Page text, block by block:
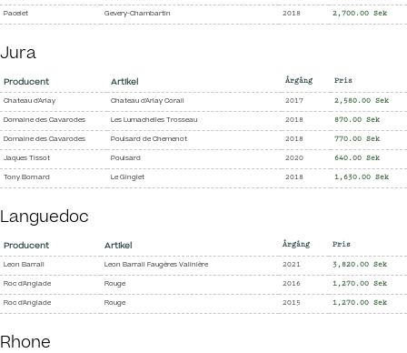
Pacelet Gevery-Chambartin 2018 2,700.00 Sek
Jura
Producent Artikel Årgång Pris
Chateau d'Arlay Chateau d'Arlay Corail 2017 2,580.00 Sek
Domaine des Cavarodes Les Lumachelles Trosseau 2018 870.00 Sek
Domaine des Cavarodes Poulsard de Chemenot 2018 770.00 Sek
Jaques Tissot Poulsard 2020 640.00 Sek
Tony Bornard Le Ginglet 2018 1,630.00 Sek
Languedoc
Producent Artikel Årgång Pris
Leon Barrall Leon Barrall Faugères Valinière 2021 3,820.00 Sek
Roc d'Anglade Rouge 2016 1,270.00 Sek
Roc d'Anglade Rouge 2015 1,270.00 Sek
Rhone